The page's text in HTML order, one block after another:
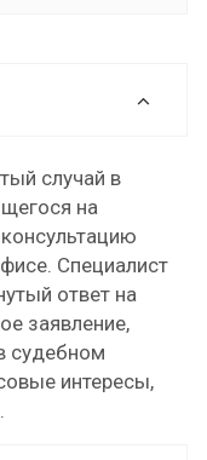
случай в
на
Специалист
ответ на
заявление,
судебном
интересы,